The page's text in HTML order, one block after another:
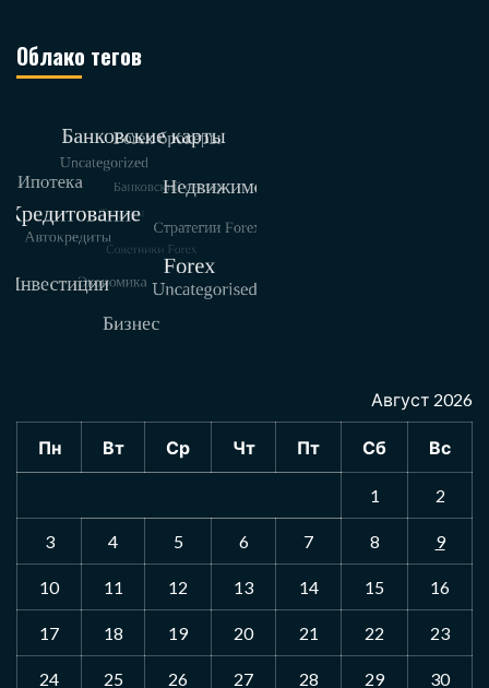
Облако тегов
Август 2026
Пн Вт Ср Чт Пт Сб Вс
1 2
3 4 5 6 7 8 9
10 11 12 13 14 15 16
17 18 19 20 21 22 23
24 25 26 27 28 29 30